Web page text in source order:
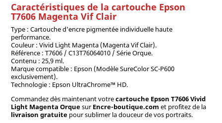
Caractéristiques de la cartouche Epson
T7606 Magenta Vif Clair
Type : Cartouche d'encre pigmentée individuelle haute
performance.
Couleur : Vivid Light Magenta (Magenta Vif Clair).
Référence : T7606 / C13T76064010 / Série Orque.
Contenu : 25,9 ml.
Marque compatible : Epson (Modèle SureColor SC-P600
exclusivement).
Technologie : Epson UltraChrome™ HD.
Commandez dès maintenant votrecartouche Epson T7606 Vivid
Light Magenta OrquesurEncre-boutique.com et profitez de la
livraison gratuitepour sublimer la douceur de vos portraits.